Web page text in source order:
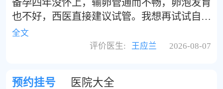
备孕四年没怀上，输卵管通而不畅，卵泡发育
也不好，西医直接建议试管。我想再试试自然
受孕，听宝妈群里说国医堂的王应兰主任看不
孕很厉害。王主任是上海中医药大学的教授，
全文
评价医生:
王应兰 2026-08-07
预约挂号 医院大全